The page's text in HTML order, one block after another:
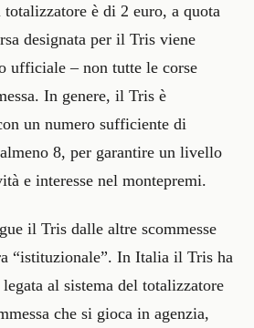
è di 2 euro, a quota
designata per il Tris viene
ufficiale – non tutte le corse
In genere, il Tris è
un numero sufficiente di
8, per garantire un livello
e interesse nel montepremi.
il Tris dalle altre scommesse
“istituzionale”. In Italia il Tris ha
al sistema del totalizzatore
che si gioca in agenzia,